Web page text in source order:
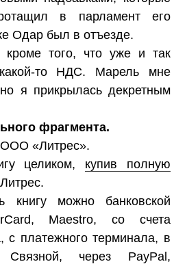
в парламент его
Одар был в отъезде.
того, что уже и так
то НДС. Марель мне
я прикрылась декретным
фрагмента.
ООО «Литрес».
целиком, купив полную
книгу можно банковской
Maestro, со счета
с платежного терминала, в
через PayPal,